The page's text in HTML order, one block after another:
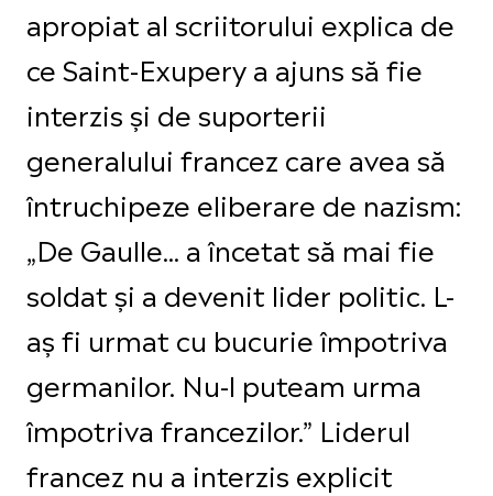
apropiat al scriitorului explica de
ce Saint-Exupery a ajuns să fie
interzis și de suporterii
generalului francez care avea să
întruchipeze eliberare de nazism:
„De Gaulle... a încetat să mai fie
soldat și a devenit lider politic. L-
aș fi urmat cu bucurie împotriva
germanilor. Nu-l puteam urma
împotriva francezilor.” Liderul
francez nu a interzis explicit